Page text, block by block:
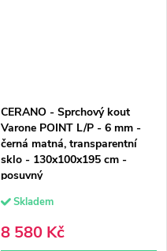
CERANO - Sprchový kout
Varone POINT L/P - 6 mm -
černá matná, transparentní
sklo - 130x100x195 cm -
posuvný
Skladem
8 580 Kč